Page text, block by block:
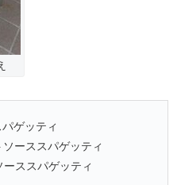
ゲッティ
ーススパゲッティ
ススパゲッティ